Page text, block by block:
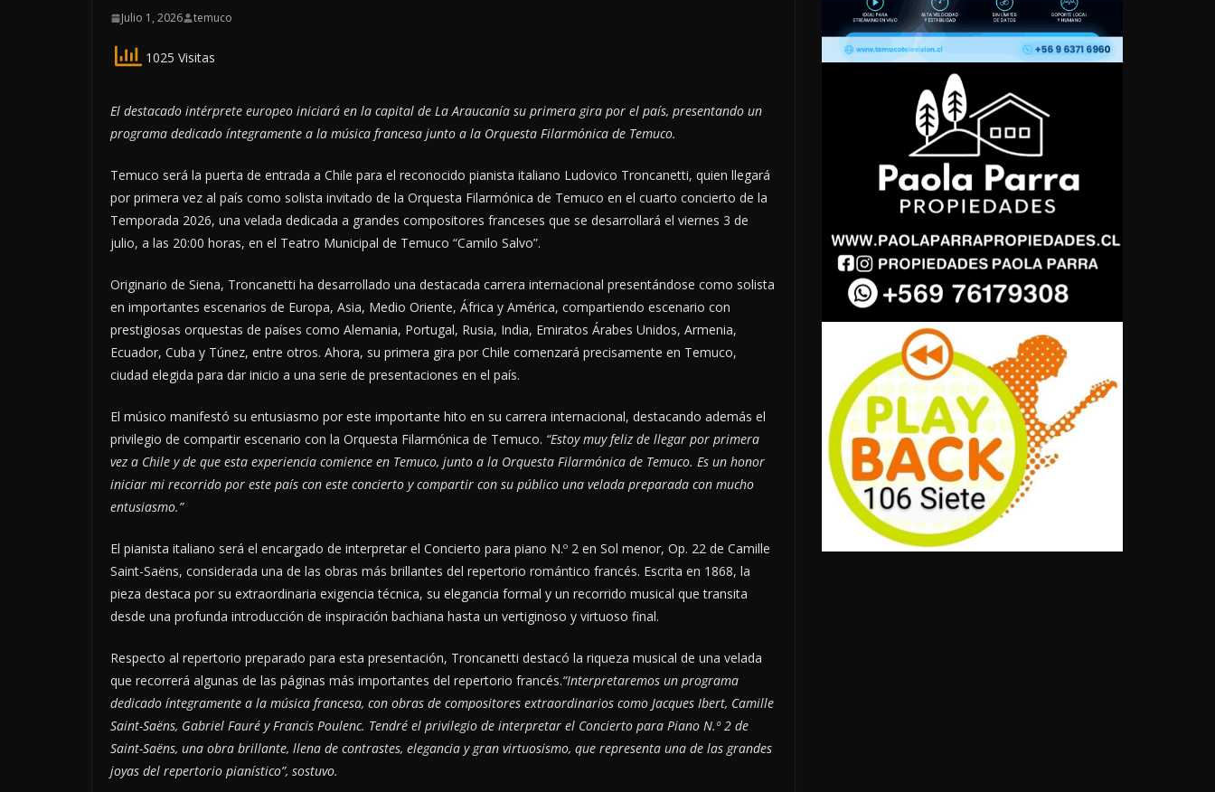
Julio 1, 2026 temuco
1025 Visitas
El destacado intérprete europeo iniciará en la capital de La Araucanía su primera gira por el país, presentando un
programa dedicado íntegramente a la música francesa junto a la Orquesta Filarmónica de Temuco.
Temuco será la puerta de entrada a Chile para el reconocido pianista italiano Ludovico Troncanetti, quien llegará
por primera vez al país como solista invitado de la Orquesta Filarmónica de Temuco en el cuarto concierto de la
Temporada 2026, una velada dedicada a grandes compositores franceses que se desarrollará el viernes 3 de
julio, a las 20:00 horas, en el Teatro Municipal de Temuco “Camilo Salvo”.
Originario de Siena, Troncanetti ha desarrollado una destacada carrera internacional presentándose como solista
en importantes escenarios de Europa, Asia, Medio Oriente, África y América, compartiendo escenario con
prestigiosas orquestas de países como Alemania, Portugal, Rusia, India, Emiratos Árabes Unidos, Armenia,
Ecuador, Cuba y Túnez, entre otros. Ahora, su primera gira por Chile comenzará precisamente en Temuco,
ciudad elegida para dar inicio a una serie de presentaciones en el país.
El músico manifestó su entusiasmo por este importante hito en su carrera internacional, destacando además el
privilegio de compartir escenario con la Orquesta Filarmónica de Temuco. “Estoy muy feliz de llegar por primera
vez a Chile y de que esta experiencia comience en Temuco, junto a la Orquesta Filarmónica de Temuco. Es un honor
iniciar mi recorrido por este país con este concierto y compartir con su público una velada preparada con mucho
entusiasmo.”
El pianista italiano será el encargado de interpretar el Concierto para piano N.º 2 en Sol menor, Op. 22 de Camille
Saint-Saëns, considerada una de las obras más brillantes del repertorio romántico francés. Escrita en 1868, la
pieza destaca por su extraordinaria exigencia técnica, su elegancia formal y un recorrido musical que transita
desde una profunda introducción de inspiración bachiana hasta un vertiginoso y virtuoso final.
Respecto al repertorio preparado para esta presentación, Troncanetti destacó la riqueza musical de una velada
que recorrerá algunas de las páginas más importantes del repertorio francés.“Interpretaremos un programa
dedicado íntegramente a la música francesa, con obras de compositores extraordinarios como Jacques Ibert, Camille
Saint-Saëns, Gabriel Fauré y Francis Poulenc. Tendré el privilegio de interpretar el Concierto para Piano N.º 2 de
Saint-Saëns, una obra brillante, llena de contrastes, elegancia y gran virtuosismo, que representa una de las grandes
joyas del repertorio pianístico”, sostuvo.